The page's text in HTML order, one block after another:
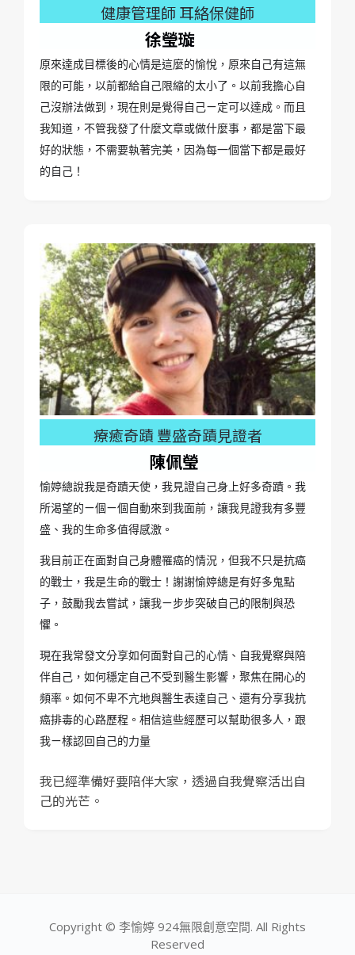
健康管理師 耳絡保健師
徐瑩璇
原來達成目標後的心情是這麼的愉悅，原來自己有這無
限的可能，以前都給自己限縮的太小了。以前我擔心自
己沒辦法做到，現在則是覺得自己ㄧ定可以達成。而且
我知道，不管我發了什麼文章或做什麼事，都是當下最
好的狀態，不需要執著完美，因為每一個當下都是最好
的自己！
療癒奇蹟 豐盛奇蹟見證者
陳佩瑩
愉婷總說我是奇蹟天使，我見證自己身上好多奇蹟。我
所渴望的ㄧ個ㄧ個自動來到我面前，讓我見證我有多豐
盛、我的生命多值得感激。
我目前正在面對自己身體罹癌的情況，但我不只是抗癌
的戰士，我是生命的戰士！謝謝愉婷總是有好多鬼點
子，鼓勵我去嘗試，讓我ㄧ步步突破自己的限制與恐
懼。
現在我常發文分享如何面對自己的心情、自我覺察與陪
伴自己，如何穩定自己不受到醫生影響，聚焦在開心的
頻率。如何不卑不亢地與醫生表達自己、還有分享我抗
癌排毒的心路歷程。相信這些經歷可以幫助很多人，跟
我ㄧ樣認回自己的力量
我已經準備好要陪伴大家，透過自我覺察活出自
己的光芒。
Copyright © 李愉婷 924無限創意空間. All Rights
Reserved